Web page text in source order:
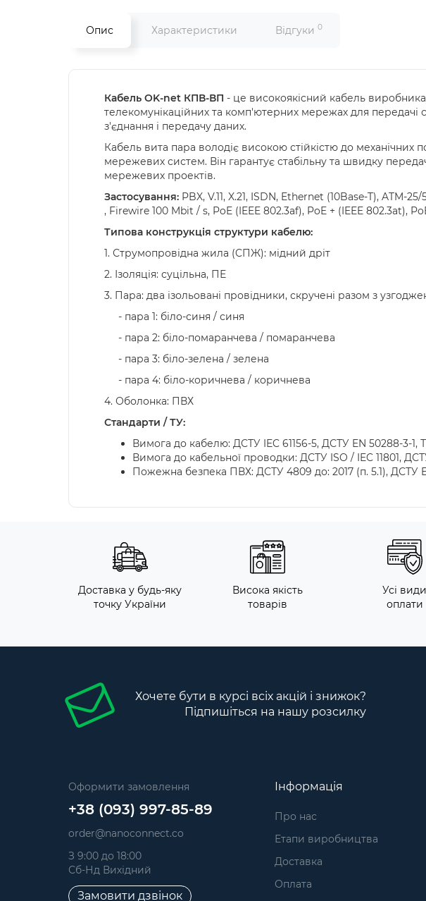
Опис Характеристики Відгуки 0
Кабель OK-net КПВ-ВП - це високоякісний кабель
телекомунікаційних та комп'ютерних мережах для передачі
з'єднання і передачу даних.
Кабель вита пара володіє високою стійкістю до
мережевих систем. Він гарантує стабільну та швидку
мережевих проектів.
Застосування: PBX, V.11, X.21, ISDN, Ethernet (10Base-T), ATM-
, Firewire 100 Mbit / s, PoE (IEEE 802.3af), PoE + (IEEE 802.3at),
Типова конструкція структури кабелю:
1. Струмопровідна жила (CПЖ): мідний дріт
2. Ізоляція: суцільна, ПЕ
3. Пара: два ізольовані провідники, скручені разом з
- пара 1: біло-синя / синя
- пара 2: біло-помаранчева / помаранчева
- пара 3: біло-зелена / зелена
- пара 4: біло-коричнева / коричнева
4. Оболонка: ПВХ
Стандарти / ТУ:
Вимога до кабелю: ДСТУ IEC 61156-5, ДСТУ EN 50288-3-1,
Вимога до кабельної проводки: ДСТУ ISO / IEC 11801,
Пожежна безпека ПВХ: ДСТУ 4809 до: 2017 (п. 5.1), ДСТУ
Доставка у будь-яку
точку України
Висока якість
товарів
Усі види
оплати
Хочете бути в курсі всіх акцій і знижок?
Підпишіться на нашу розсилку
Оформити замовлення
+38 (093) 997-85-89
order@nanoconnect.co
З 9:00 до 18:00
Сб-Нд Вихідний
Замовити дзвінок
Інформація
Про нас
Етапи виробництва
Доставка
Оплата